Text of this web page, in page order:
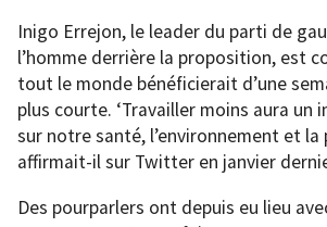
Inigo Errejon, le leader du parti de
l’homme derrière la proposition, est
tout le monde bénéficierait d’une
plus courte. ‘Travailler moins aura un
sur notre santé, l’environnement et la
affirmait-il sur Twitter en janvier
Des pourparlers ont depuis eu lieu